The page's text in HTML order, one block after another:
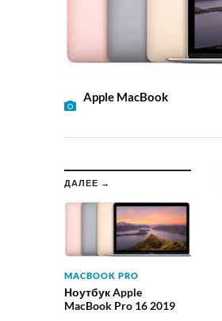
Apple MacBook
ДАЛЕЕ →
MACBOOK PRO
Ноутбук Apple
MacBook Pro 16 2019